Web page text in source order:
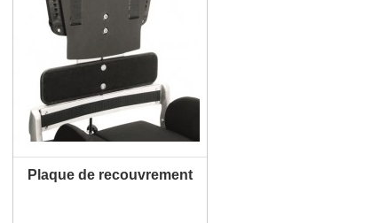
Plaque de recouvrement
PLUS D'INFORMATION